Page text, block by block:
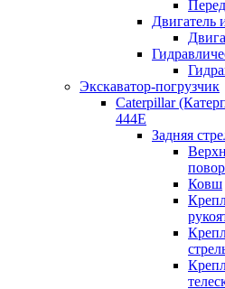
Двигатель
Экскаватор-погрузчик
Caterpillar
444E
Задняя
Ковш